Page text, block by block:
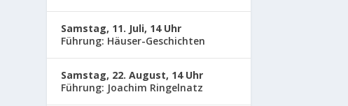
Samstag, 11. Juli, 14 Uhr
Führung: Häuser-Geschichten
Samstag, 22. August, 14 Uhr
Führung: Joachim Ringelnatz